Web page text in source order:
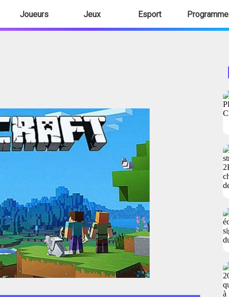
Joueurs Jeux Esport Programme